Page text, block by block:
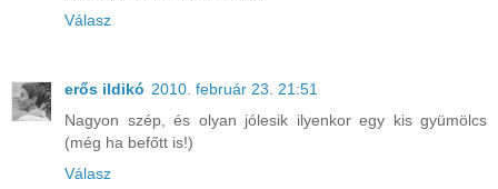
Válasz
erős ildikó 2010. február 23. 21:51
Nagyon szép, és olyan jólesik ilyenkor egy kis gyümölcs
(még ha befőtt is!)
Válasz